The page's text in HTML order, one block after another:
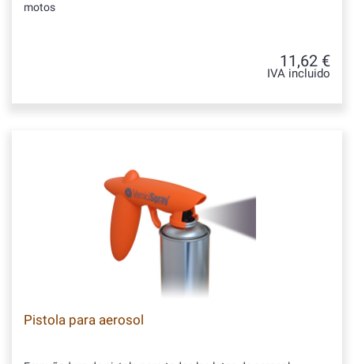
motos
11,62 €
IVA incluido
Pistola para aerosol